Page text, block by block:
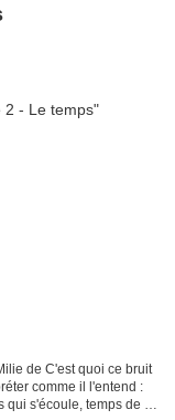
de C'est quoi ce bruit
comme il l'entend :
s'écoule, temps de la